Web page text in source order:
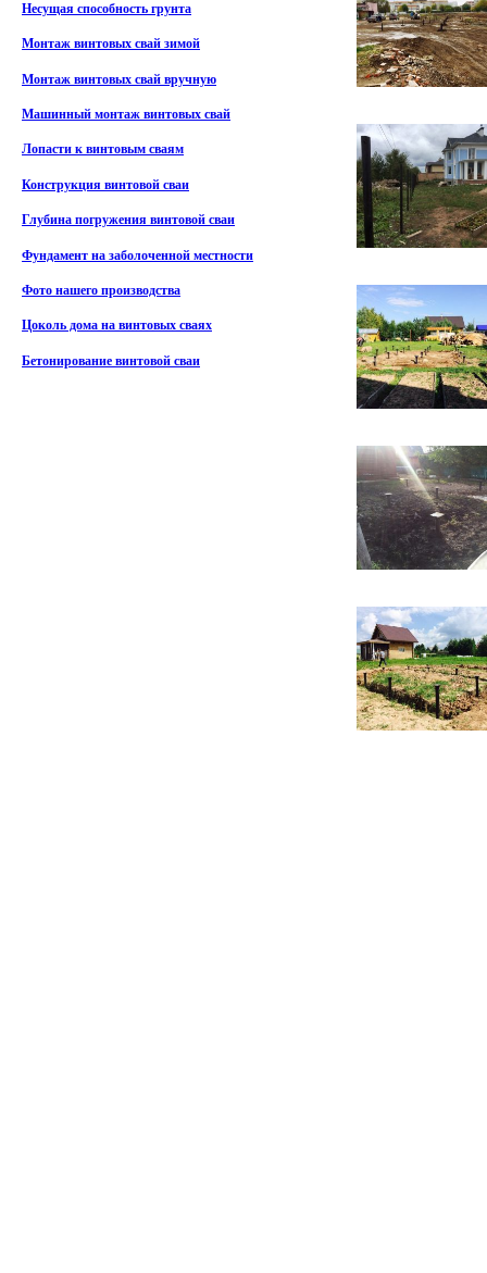
Несущая способность грунта
Монтаж винтовых свай зимой
Монтаж винтовых свай вручную
Машинный монтаж винтовых свай
Лопасти к винтовым сваям
Конструкция винтовой сваи
Глубина погружения винтовой сваи
Фундамент на заболоченной местности
Фото нашего производства
Цоколь дома на винтовых сваях
Бетонирование винтовой сваи